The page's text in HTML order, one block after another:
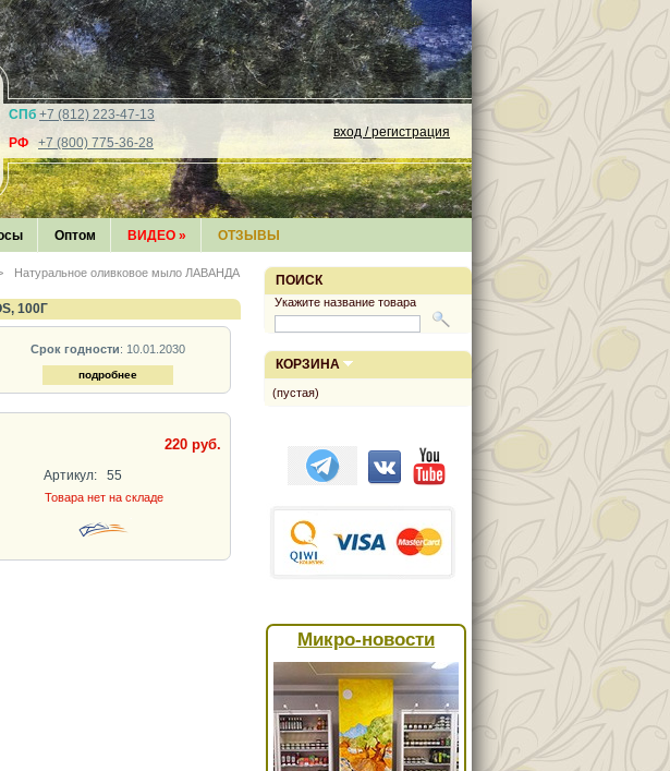
СПб +7 (812) 223-47-13
РФ +7 (800) 775-36-28
вход / регистрация
Оптом ВИДЕО » ОТЗЫВЫ
Натуральное оливковое мыло ЛАВАНДА
100Г
Срок годности: 10.01.2030
подробнее
220 руб.
Артикул:
55
Товара нет на складе
ПОИСК
Укажите название товара
КОРЗИНА
(пустая)
Микро-новости